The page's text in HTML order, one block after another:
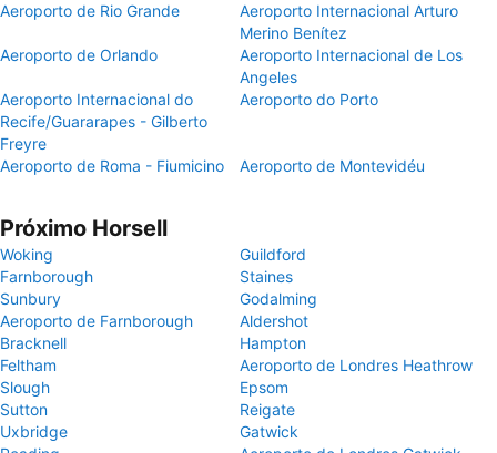
Aeroporto de Rio Grande
Aeroporto Internacional Arturo
Merino Benítez
Aeroporto de Orlando
Aeroporto Internacional de Los
Angeles
Aeroporto Internacional do
Recife/Guararapes - Gilberto
Freyre
Aeroporto do Porto
Aeroporto de Roma - Fiumicino Aeroporto de Montevidéu
Próximo Horsell
Woking
Guildford
Farnborough
Staines
Sunbury
Godalming
Aeroporto de Farnborough
Aldershot
Bracknell
Hampton
Feltham
Aeroporto de Londres Heathrow
Slough
Epsom
Sutton
Reigate
Uxbridge
Gatwick